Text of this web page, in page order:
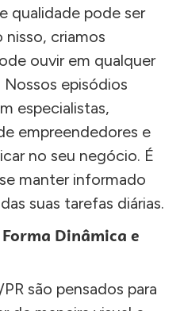
qualidade pode ser
nisso, criamos
ouvir em qualquer
Nossos episódios
especialistas,
empreendedores e
no seu negócio. É
manter informado
suas tarefas diárias.
Dinâmica e
são pensados para